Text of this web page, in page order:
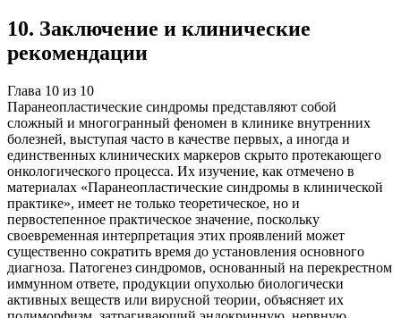
10. Заключение и клинические
рекомендации
Глава 10 из 10
Паранеопластические синдромы представляют собой
сложный и многогранный феномен в клинике внутренних
болезней, выступая часто в качестве первых, а иногда и
единственных клинических маркеров скрыто протекающего
онкологического процесса. Их изучение, как отмечено в
материалах «Паранеопластические синдромы в клинической
практике», имеет не только теоретическое, но и
первостепенное практическое значение, поскольку
своевременная интерпретация этих проявлений может
существенно сократить время до установления основного
диагноза. Патогенез синдромов, основанный на перекрестном
иммунном ответе, продукции опухолью биологически
активных веществ или вирусной теории, объясняет их